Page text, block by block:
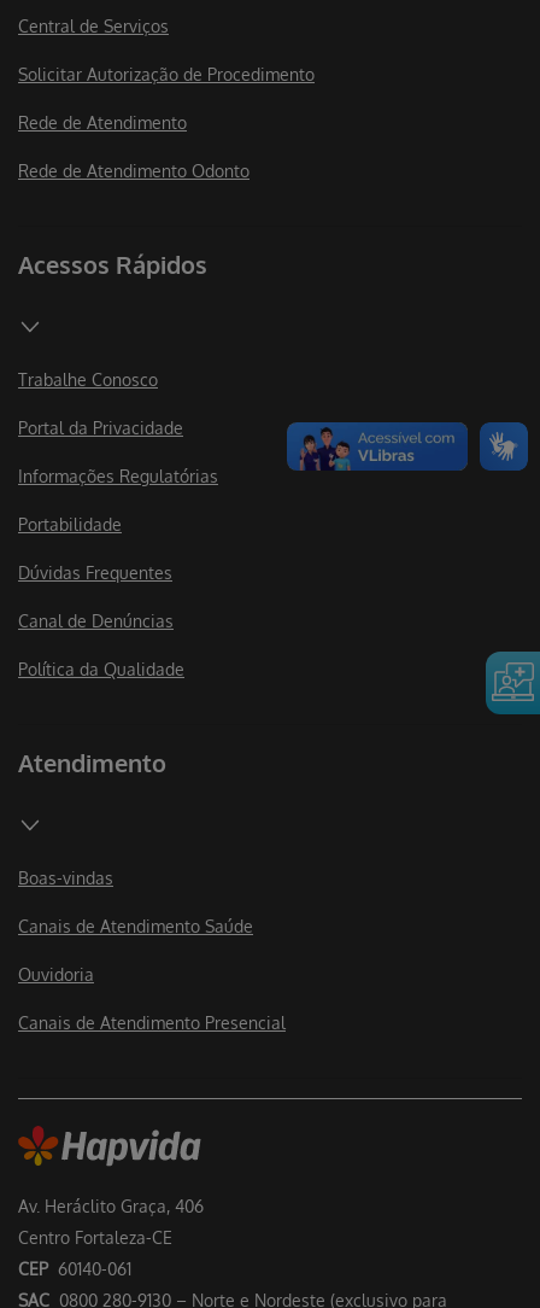
Av. Heráclito Graça, 406
Centro Fortaleza-CE
CEP 60140-061
SAC 0800 280-9130 – Norte e Nordeste (exclusivo para
Central de Serviços
Solicitar Autorização de Procedimento
Rede de Atendimento
Rede de Atendimento Odonto
Acessos Rápidos
Trabalhe Conosco
Portal da Privacidade
Informações Regulatórias
Portabilidade
Dúvidas Frequentes
Canal de Denúncias
Política da Qualidade
Atendimento
Boas-vindas
Canais de Atendimento Saúde
Ouvidoria
Canais de Atendimento Presencial